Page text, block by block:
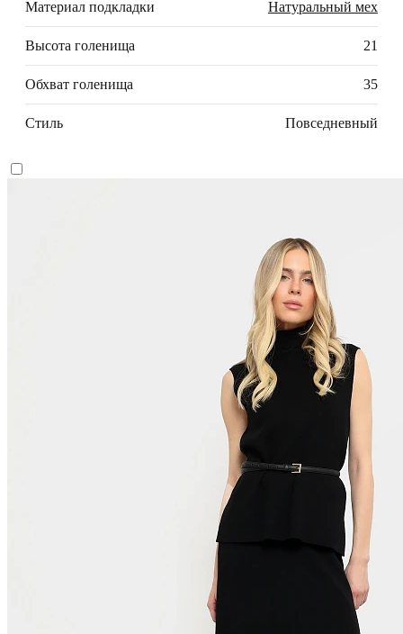
Материал подкладки Натуральный мех
Высота голенища 21
Обхват голенища 35
Стиль Повседневный